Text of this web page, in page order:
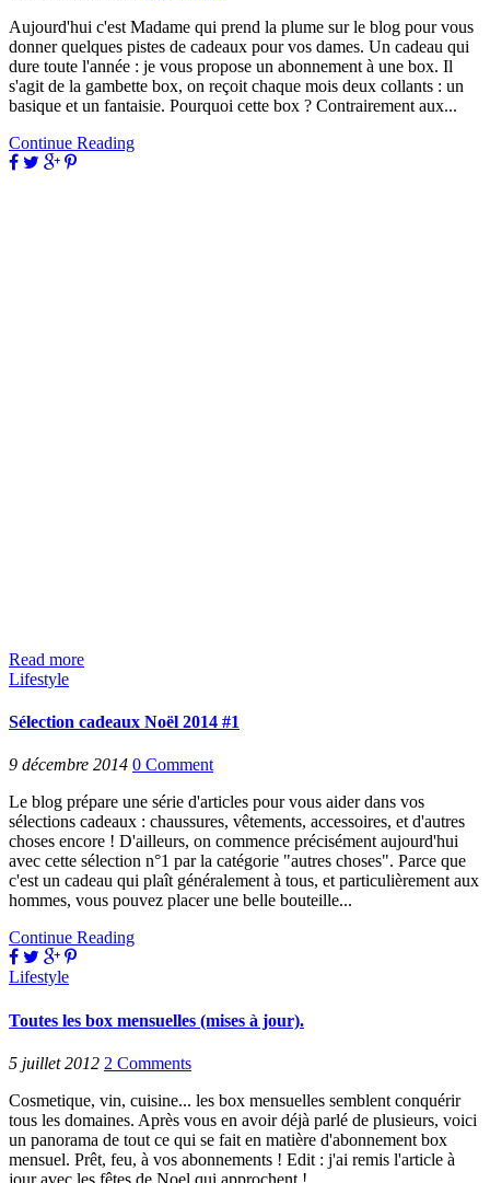
Aujourd'hui c'est Madame qui prend la plume sur le blog pour vous
donner quelques pistes de cadeaux pour vos dames. Un cadeau qui
dure toute l'année : je vous propose un abonnement à une box. Il
s'agit de la gambette box, on reçoit chaque mois deux collants : un
basique et un fantaisie. Pourquoi cette box ? Contrairement aux...
Continue Reading
Read more
Lifestyle
Sélection cadeaux Noël 2014 #1
9 décembre 2014 0 Comment
Le blog prépare une série d'articles pour vous aider dans vos
sélections cadeaux : chaussures, vêtements, accessoires, et d'autres
choses encore ! D'ailleurs, on commence précisément aujourd'hui
avec cette sélection n°1 par la catégorie "autres choses". Parce que
c'est un cadeau qui plaît généralement à tous, et particulièrement aux
hommes, vous pouvez placer une belle bouteille...
Continue Reading
Lifestyle
Toutes les box mensuelles (mises à jour).
5 juillet 2012 2 Comments
Cosmetique, vin, cuisine... les box mensuelles semblent conquérir
tous les domaines. Après vous en avoir déjà parlé de plusieurs, voici
un panorama de tout ce qui se fait en matière d'abonnement box
mensuel. Prêt, feu, à vos abonnements ! Edit : j'ai remis l'article à
jour avec les fêtes de Noel qui approchent !...